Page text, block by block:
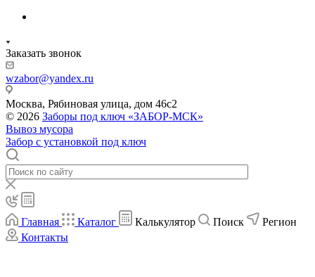
Заказать звонок
wzabor@yandex.ru
Москва, Рябиновая улица, дом 46с2
© 2026 Заборы под ключ «ЗАБОР-МСК»
Вывоз мусора
Забор с установкой под ключ
Главная Каталог Калькулятор Поиск
Регион
Контакты